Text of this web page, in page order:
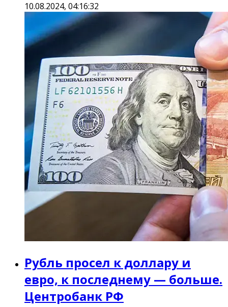
10.08.2024, 04:16:32
Рубль просел к доллару и
евро, к последнему — больше.
Центробанк РФ